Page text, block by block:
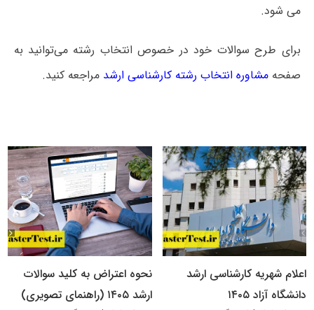
می شود.
برای طرح سوالات خود در خصوص انتخاب رشته می‌توانید به
صفحهمشاوره انتخاب رشته کارشناسی ارشد مراجعه کنید.
اعلام شهریه کارشناسی ارشد
دانشگاه آزاد ۱۴۰۵
نحوه اعتراض به کلید سوالات
ارشد ۱۴۰۵ (راهنمای تصویری)